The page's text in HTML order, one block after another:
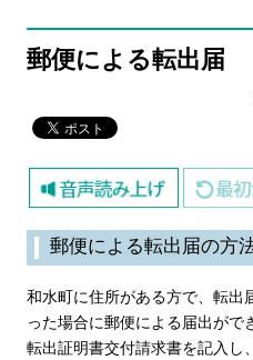
郵便による転出届
郵便による転出届の方
和水町に住所がある方で、転出
った場合に郵便による届出がで
転出証明書交付請求書を記入し